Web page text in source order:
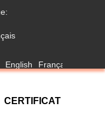
English Français
CERTIFICAT